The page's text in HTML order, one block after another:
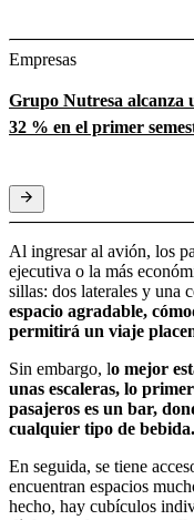
Empresas
Grupo Nutresa alcanza
32 % en el primer
Al ingresar al avión, los
ejecutiva o la más
sillas: dos laterales y una
espacio agradable,
permitirá un viaje
Sin embargo, lo mejor
unas escaleras, lo
pasajeros es un bar,
cualquier tipo de bebida.
En seguida, se tiene
encuentran espacios
hecho, hay cubículos